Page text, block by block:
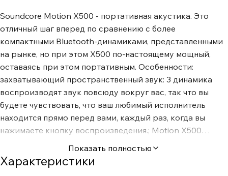
Soundcore Motion X500 - портативная акустика. Это
отличный шаг вперед по сравнению с более
компактными Bluetooth-динамиками, представленными
на рынке, но при этом X500 по-настоящему мощный,
оставаясь при этом портативным. Особенности:
захватывающий пространственный звук: 3 динамика
воспроизводят звук повсюду вокруг вас, так что вы
будете чувствовать, что ваш любимый исполнитель
находится прямо перед вами, каждый раз, когда вы
нажимаете кнопку воспроизведения.; Motion X500
оснащен беспроводным звуком, сертифицированным по
стандарту Hi-Res Audio, который позволяет вам слушать
ваши любимые песни так, как они и должны были звучать
Показать полностью
Характеристики